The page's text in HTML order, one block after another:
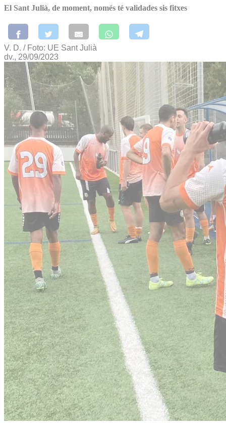
El Sant Julià, de moment, només té validades sis fitxes
V. D. / Foto: UE Sant Julià
dv., 29/09/2023